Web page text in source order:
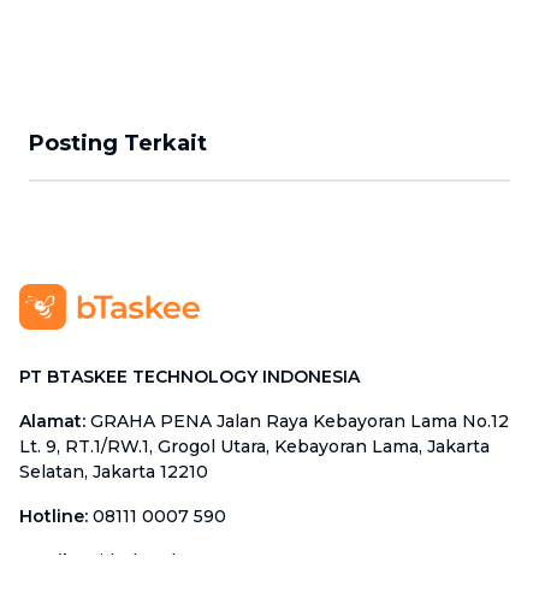
Posting Terkait
PT BTASKEE TECHNOLOGY INDONESIA
Alamat: GRAHA PENA Jalan Raya Kebayoran Lama No.12
Lt. 9, RT.1/RW.1, Grogol Utara, Kebayoran Lama, Jakarta
Selatan, Jakarta 12210
Hotline: 08111 0007 590
Email cs.id@btaskee.com